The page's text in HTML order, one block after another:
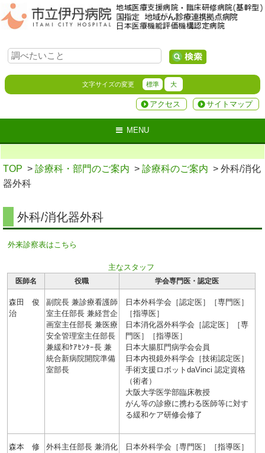
文字サイズの変更 標準 大
サイトマップ
アクセス
MENU
TOP > 診療科・部門のご案内 > 診療科のご案内 > 外科/消化
器外科
外科/消化器外科
外来診察表はこちら
主なスタッフ
医師名 役職 学会専門医・認定医
森田 俊
治
副院長 兼診療看護師
室主任部長 兼経営企
画室主任部長 兼医療
安全管理室主任部長
兼緩和ｹｱｾﾝﾀｰ長 兼
統合新病院開院準備
室部長
日本外科学会［認定医］［専門医］
［指導医］
日本消化器外科学会［認定医］［専
門医］［指導医］
日本大腸肛門病学会会員
日本内視鏡外科学会［技術認定医］
手術支援ロボットdaVinci 認定資格
（術者）
大阪大学医学部臨床教授
がん等の診療に携わる医師等に対す
る緩和ケア研修会修了
森本 修
外科主任部長 兼消化
日本外科学会［専門医］［指導医］